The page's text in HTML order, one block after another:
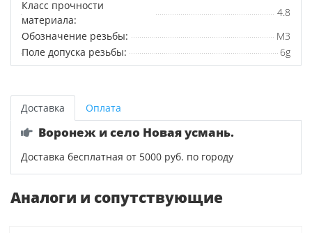
Класс прочности
материала:
4.8
Обозначение резьбы:
М3
Поле допуска резьбы:
6g
Доставка Оплата
Воронеж и село Новая усмань.
Доставка бесплатная от 5000 руб. по городу
Аналоги и сопутствующие